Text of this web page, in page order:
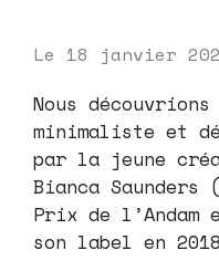
Le 18 janvier
Nous
minimaliste et
par la jeune
Bianca Saunders
Prix de l’Andam
son label en